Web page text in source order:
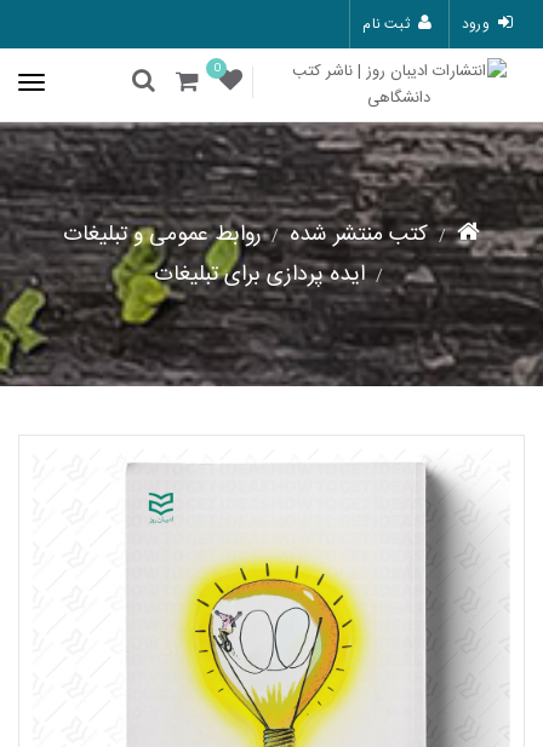
ورود ثبت نام
0
کتب منتشر شده
روابط عمومی و تبلیغات
ایده پردازی برای تبلیغات